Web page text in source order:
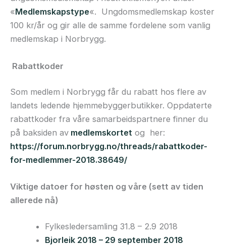
«Medlemskapstype«. Ungdomsmedlemskap koster
100 kr/år og gir alle de samme fordelene som vanlig
medlemskap i Norbrygg.
Rabattkoder
Som medlem i Norbrygg får du rabatt hos flere av
landets ledende hjemmebyggerbutikker. Oppdaterte
rabattkoder fra våre samarbeidspartnere finner du
på baksiden av medlemskortet og her:
https://forum.norbrygg.no/threads/rabattkoder-
for-medlemmer-2018.38649/
Viktige datoer for høsten og våre (sett av tiden
allerede nå)
Fylkesledersamling 31.8 – 2.9 2018
Bjorleik 2018 – 29 september 2018